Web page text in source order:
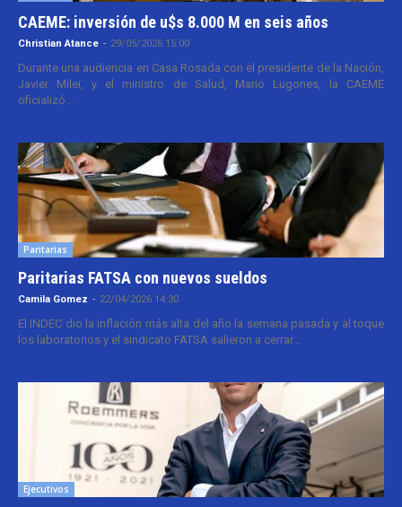
CAEME: inversión de u$s 8.000 M en seis años
Christian Atance - 29/05/2026 15:00
Durante una audiencia en Casa Rosada con el presidente de la Nación,
Javier Milei, y el ministro de Salud, Mario Lugones, la CAEME
oficializó...
Paritarias
Paritarias FATSA con nuevos sueldos
Camila Gomez - 22/04/2026 14:30
El INDEC dio la inflación más alta del año la semana pasada y al toque
los laboratorios y el sindicato FATSA salieron a cerrar...
Ejecutivos